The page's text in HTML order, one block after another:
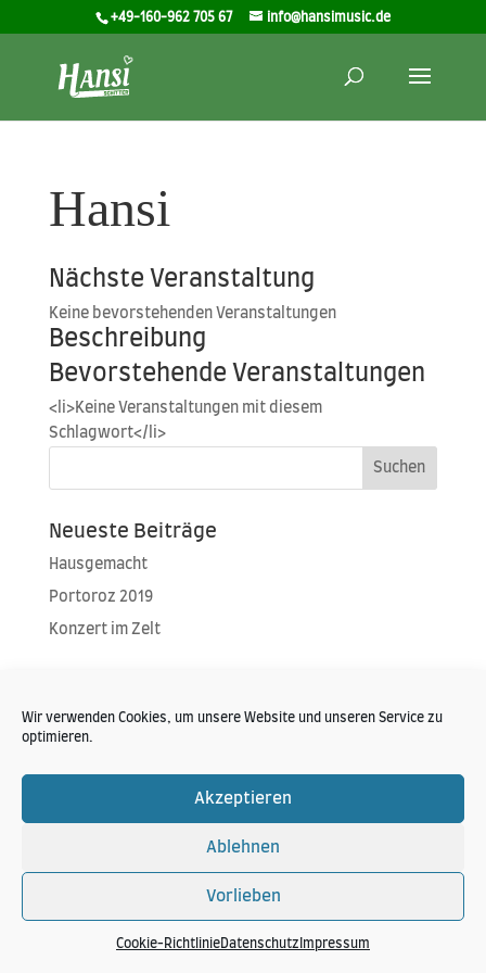
Wir verwenden Cookies, um unsere Website und unseren Service zu
optimieren.
Akzeptieren
Ablehnen
Vorlieben
Cookie-RichtlinieDatenschutz Impressum
+49-160-962 705 67 info@hansimusic.de
Hansi
Nächste Veranstaltung
Kei­ne bevor­ste­hen­den Veranstaltungen
Beschreibung
Bevorstehende Veranstaltungen
<li>Keine Ver­an­stal­tun­gen mit die­sem
Schlagwort</li>
Neueste Beiträge
Hausgemacht
Portoroz 2019
Konzert im Zelt